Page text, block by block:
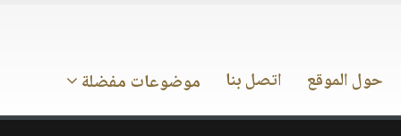
حول الموقع اتصل بنا موضوعات مفضلة